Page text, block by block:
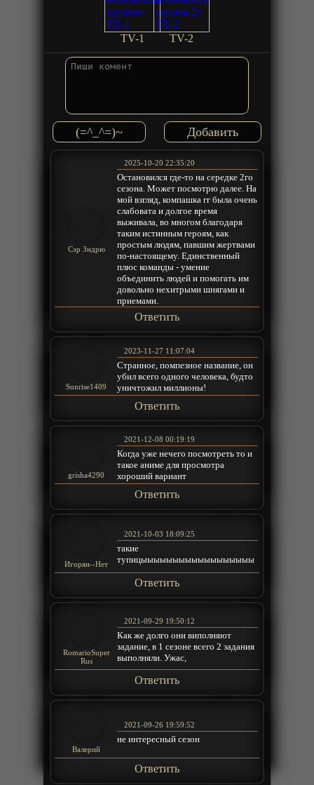
TV-1 TV-2
(=^_^=)~
Сэр Зндрю
2025-10-20 22:35:20
Остановился где-то на середке 2го
сезона. Может посмотрю далее. На
мой взгляд, компашка гг была очень
слабовата и долгое время
выживала, во многом благодаря
таким истинным героям, как
простым людям, павшим жертвами
по-настоящему. Единственный
плюс команды - умение
объединить людей и помогать им
довольно нехитрыми шнягами и
приемами.
Ответить
Sunrise1409
2023-11-27 11:07:04
Странное, помпезное название, он
убил всего одного человека, будто
уничтожил миллионы!
Ответить
grisha4290
2021-12-08 00:19:19
Когда уже нечего посмотреть то и
такое аниме для просмотра
хороший вариант
Ответить
Игорян--Нет
2021-10-03 18:09:25
такие
тупицыыыыыыыыыыыыыыыыыы
Ответить
RomarioSuper
Rus
2021-09-29 19:50:12
Как же долго они виполняют
задание, в 1 сезоне всего 2 задания
выполняли. Ужас,
Ответить
Валерий
2021-09-26 19:59:52
не интересный сезон
Ответить